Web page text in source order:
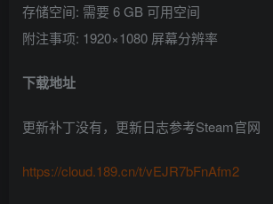
存储空间: 需要 6 GB 可用空间
附注事项: 1920×1080 屏幕分辨率
下载地址
更新补丁没有，更新日志参考Steam官网
https://cloud.189.cn/t/vEJR7bFnAfm2